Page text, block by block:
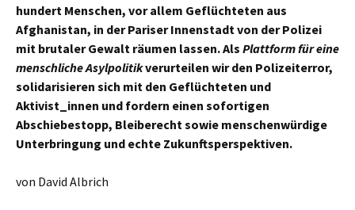
hundert Menschen, vor allem Geflüchteten aus
Afghanistan, in der Pariser Innenstadt von der Polizei
mit brutaler Gewalt räumen lassen. Als Plattform für eine
menschliche Asylpolitikverurteilen wir den Polizeiterror,
solidarisieren sich mit den Geflüchteten und
Aktivist_innen und fordern einen sofortigen
Abschiebestopp, Bleiberecht sowie menschenwürdige
Unterbringung und echte Zukunftsperspektiven.
von David Albrich